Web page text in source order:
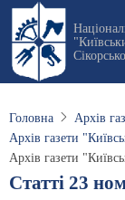
Перейти
основного
вмісту
Головна
Архів
Архів газети
Архів газети
Статті 23